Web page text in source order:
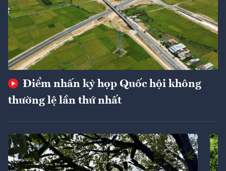
Điểm nhấn kỳ họp Quốc hội không
thường lệ lần thứ nhất